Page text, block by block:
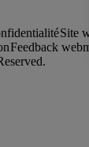
Site
Feedback